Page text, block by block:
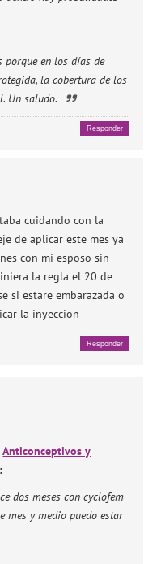
porque en los días de
la cobertura de los
Un saludo.
Responder
cuidando con la
de aplicar este mes ya
con mi esposo sin
la regla el 20 de
si estare embarazada o
la inyeccion
Responder
Anticonceptivos y
:
dos meses con cyclofem
mes y medio puedo estar